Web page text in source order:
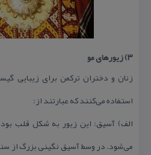
۳) زیورهای مو
زنان و دختران تركمن برای زیبایی
استفاده می‌كنند كه عبارتند از:
الف) آسیق: این زیور به شكل قلب
می‌شود. در وسط آسیق نگینی بزرگ از